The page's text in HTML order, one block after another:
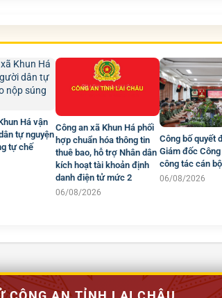
Há vận
tự nguyện
tự chế
Công an xã Khun Há phối
hợp chuẩn hóa thông tin
thuê bao, hỗ trợ Nhân dân
kích hoạt tài khoản định
danh điện tử mức 2
06/08/2026
Công bố quyết
Giám đốc
công tác cán bộ
06/08/2026